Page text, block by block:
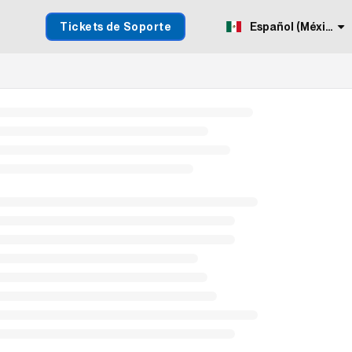
Tickets de Soporte Español (México)